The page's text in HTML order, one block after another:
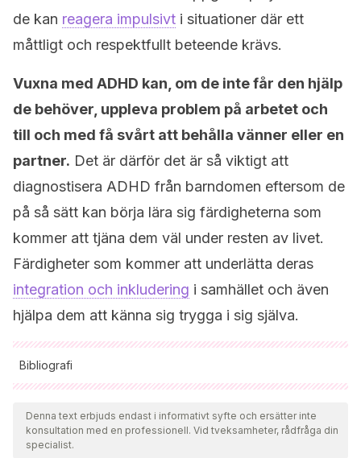
de kan reagera impulsivt i situationer där ett
måttligt och respektfullt beteende krävs.
Vuxna med ADHD kan, om de inte får den hjälp
de behöver, uppleva problem på arbetet och
till och med få svårt att behålla vänner eller en
partner. Det är därför det är så viktigt att
diagnostisera ADHD från barndomen eftersom de
på så sätt kan börja lära sig färdigheterna som
kommer att tjäna dem väl under resten av livet.
Färdigheter som kommer att underlätta deras
integration och inkludering i samhället och även
hjälpa dem att känna sig trygga i sig själva.
Bibliografi
Samtliga citerade källor har granskats noggrant av vårt team
för att säkerställa deras kvalitet, tillförlitlighet, aktualitet och
giltighet. Bibliografin för denna artikel ansågs vara tillförlitlig
Denna text erbjuds endast i informativt syfte och ersätter inte
konsultation med en professionell. Vid tveksamheter, rådfråga din
specialist.